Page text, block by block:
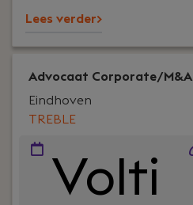
Lees verder>
Advocaat Corporate/M&A
TREBLE
Eindhoven
Volti